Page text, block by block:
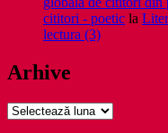
cititori - poetic la
lectura (3)
Arhive
Arhive